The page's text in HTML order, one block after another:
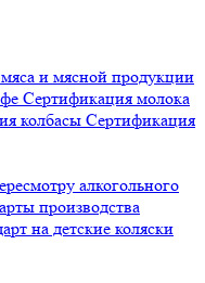
мяса и мясной продукции
Сертификация молока
колбасы Сертификация
алкогольного
производства
на детские коляски